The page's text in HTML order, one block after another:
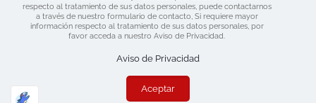
Derechos Reservados 2019 Protec | Consulta nuestras
respecto al tratamiento de sus datos personales, puede contactarnos
a través de nuestro formulario de contacto, Si requiere mayor
información respecto al tratamiento de sus datos personales, por
favor acceda a nuestro Aviso de Privacidad.
Aviso de Privacidad
Aceptar